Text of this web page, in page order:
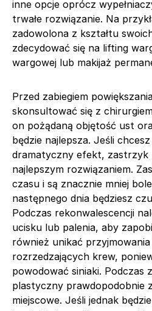
inne opcje oprócz
trwałe rozwiązanie. Na
zadowolona z kształtu
zdecydować się na lifting
wargowej lub makijaż
Przed zabiegiem
skonsultować się z
on pożądaną objętość ust
będzie najlepsza. Jeśli
dramatyczny efekt, zastrzyk
najlepszym rozwiązaniem.
czasu i są znacznie mniej
następnego dnia będziesz
Podczas rekonwalescencji
ucisku lub palenia, aby
również unikać
rozrzedzających krew,
powodować siniaki. Podczas
plastyczny prawdopodobnie
miejscowe. Jeśli jednak